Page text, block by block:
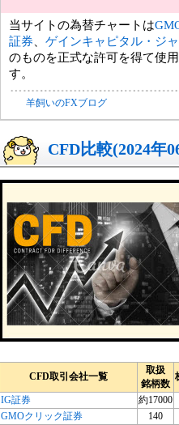
当サイトの為替チャートは
証券
ゲインキャピタル・ジ
のものを正式な許可を得て使
す。
羊飼いのFXブログ
CFD比較(2024年
CFD取引会社一覧
取扱
銘柄数
IG証券
約17000
GMOクリック証券
140